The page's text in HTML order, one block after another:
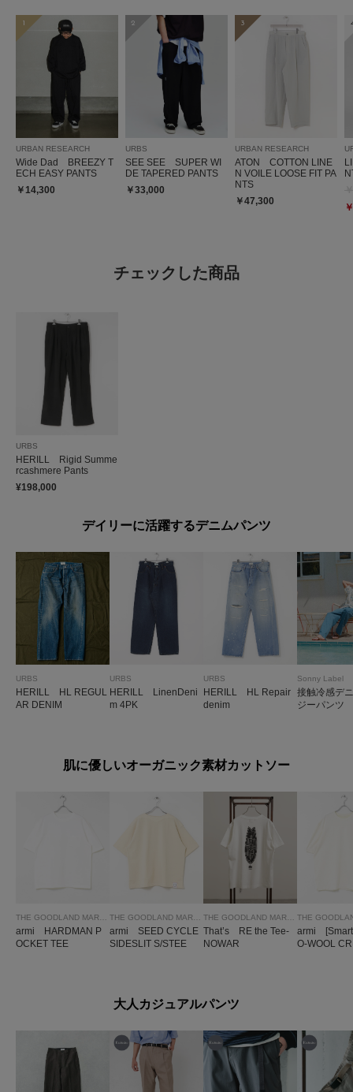
1
URBAN RESEARCH
Wide Dad BREEZY T
ECH EASY PANTS
￥14,300
2
URBS
SEE SEE SUPER WI
DE TAPERED PANTS
￥33,000
3
URBAN RESEARCH
ATON COTTON LINE
N VOILE LOOSE FIT PA
NTS
￥47,300
チェックした商品
URBS
HERILL Rigid Summe
rcashmere Pants
¥198,000
デイリーに活躍するデニムパンツ
URBS
HERILL HL REGUL
AR DENIM
URBS
HERILL LinenDeni
m 4PK
URBS
HERILL HL Repair
denim
Sonny Label
接触冷感デ
ジーパンツ
肌に優しいオーガニック素材カットソー
THE GOODLAND MARKET
armi HARDMAN P
OCKET TEE
THE GOODLAND MARKET
armi SEED CYCLE
SIDESLIT S/STEE
THE GOODLAND MARKET
That’s RE the Tee-
NOWAR
armi
O-WOOL
大人カジュアルパンツ